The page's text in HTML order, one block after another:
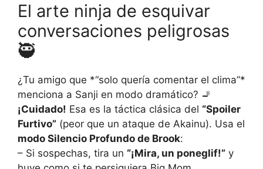
El arte ninja de esquivar
conversaciones peligrosas
🥷
¿Tu amigo que *“solo quería comentar el clima”*
menciona a Sanji en modo dramático? 🚬
¡Cuidado! Esa es la táctica clásica del “Spoiler
Furtivo” (peor que un ataque de Akainu). Usa el
modo Silencio Profundo de Brook:
– Si sospechas, tira un “¡Mira, un poneglif!” y